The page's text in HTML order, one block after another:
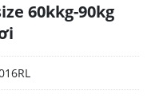
60kkg-90kg